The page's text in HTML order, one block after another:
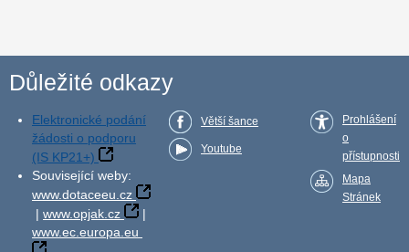
Důležité odkazy
Elektronické podání
žádosti o podporu
(IS KP21+)
Související weby:
www.dotaceeu.cz
| www.opjak.cz
|
www.ec.europa.eu
Větší šance
Youtube
Prohlášení
o
přístupnosti
Mapa
Stránek